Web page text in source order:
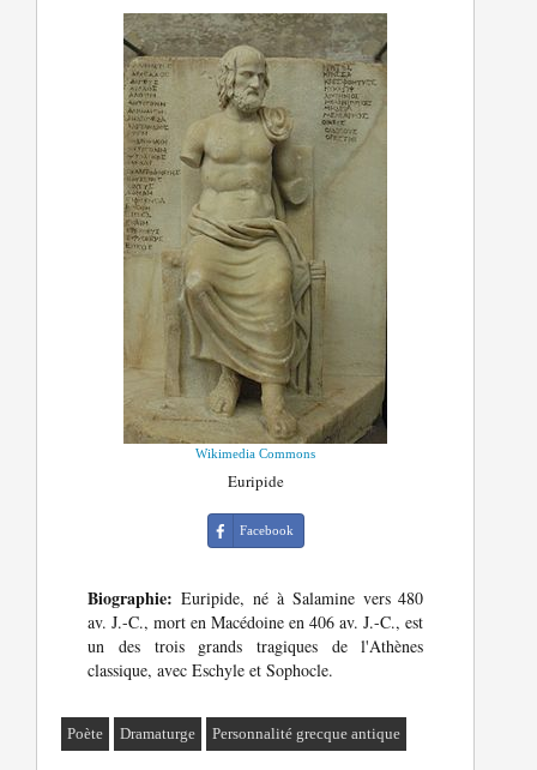
Wikimedia Commons
Euripide
Facebook
Biographie: Euripide, né à Salamine vers 480
av. J.-C., mort en Macédoine en 406 av. J.-C., est
un des trois grands tragiques de l'Athènes
classique, avec Eschyle et Sophocle.
Poète Dramaturge Personnalité grecque antique